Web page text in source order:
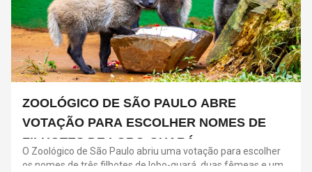
ZOOLÓGICO DE SÃO PAULO ABRE
VOTAÇÃO PARA ESCOLHER NOMES DE
FILHOTES DE LOBO-GUARÁ
O Zoológico de São Paulo abriu uma votação para escolher
os nomes de três filhotes de lobo-guará, duas fêmeas e um